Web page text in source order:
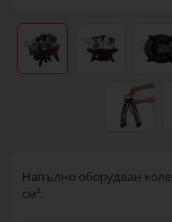
Напълно оборудван
см³.